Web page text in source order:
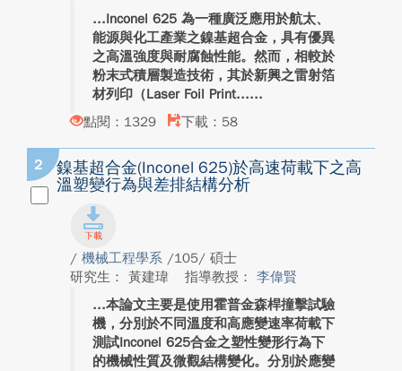
Inconel 625 為一種廣泛應用於航太、
能源與化工產業之鎳基超合金，具有優異
之高溫強度與耐腐蝕性能。然而，相較於
粉末式積層製造技術，其於新興之雷射箔
材列印（Laser Foil Print...
點閱：1329
下載：58
2
鎳基超合金(Inconel 625)於高速荷載下之高
溫塑變行為與差排結構分析
/ 機械工程學系 /105/ 碩士
研究生： 黃建瑋
指導教授： 李偉賢
本論文主要是使用霍普金森桿撞擊試驗
機，分別於不同溫度和高應變速率荷載下
測試Inconel 625合金之塑性變形行為下
的機械性質及微觀結構變化。分別於應變